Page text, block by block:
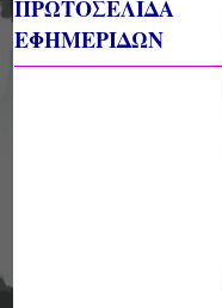
ΠΡΩΤΟΣΕΛΙΔΑ
ΕΦΗΜΕΡΙΔΩΝ